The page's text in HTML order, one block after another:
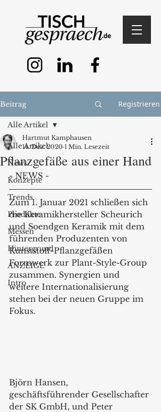
Beitrag Registrieren
Alle Artikel
News
Konzepte
Trends
Produkte
Messen
Hintergrund
ANZEIGE
Intro
Alle Artikel
Pflanzgefäße aus einer Hand
Hartmut Kamphausen
14. Dez. 2020 1 Min. Lesezeit
- NEWS -
Zum 1. Januar 2021 schließen sich
die Keramikhersteller Scheurich
und Soendgen Keramik mit dem
führenden Produzenten von
Kunststoff-Pflanzgefäßen
Formwerk zur Plant-Style-Group
zusammen. Synergien und
weitere Internationalisierung
stehen bei der neuen Gruppe im
Fokus.
Björn Hansen,
geschäftsführender Gesellschafter
der SK GmbH, und Peter